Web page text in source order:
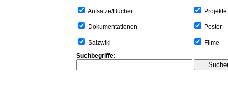
Aufsätze/Bücher
Dokumentationen
Salzwiki
Projekte
Poster
Filme
Suchbegriffe: